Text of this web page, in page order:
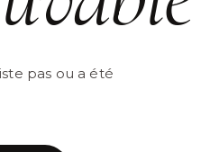
pas ou a été